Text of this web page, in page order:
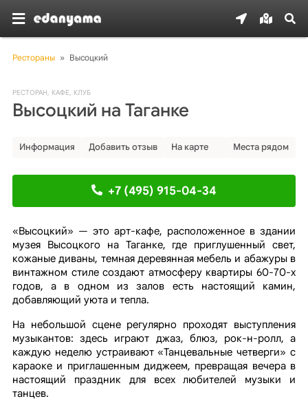
Рестораны » Высоцкий
РЕСТОРАН, КАФЕ, КЛУБ
Высоцкий на Таганке
Информация Добавить отзыв На карте Места рядом
+7 (495) 915-04-34
«Высоцкий» — это арт-кафе, расположенное в здании
музея Высоцкого на Таганке, где приглушенный свет,
кожаные диваны, темная деревянная мебель и абажуры в
винтажном стиле создают атмосферу квартиры 60-70-х
годов, а в одном из залов есть настоящий камин,
добавляющий уюта и тепла.
На небольшой сцене регулярно проходят выступления
музыкантов: здесь играют джаз, блюз, рок-н-ролл, а
каждую неделю устраивают «Танцевальные четверги» с
караоке и приглашенным диджеем, превращая вечера в
настоящий праздник для всех любителей музыки и
танцев.